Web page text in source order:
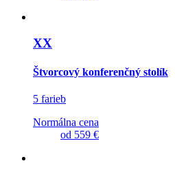
XX
Štvorcový konferenčný stolík
5 farieb
Normálna cena
od 559 €